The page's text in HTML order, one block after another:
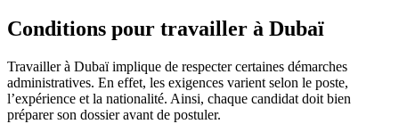
Conditions pour travailler à Dubaï
Travailler à Dubaï implique de respecter certaines démarches
administratives. En effet, les exigences varient selon le poste,
l’expérience et la nationalité. Ainsi, chaque candidat doit bien
préparer son dossier avant de postuler.